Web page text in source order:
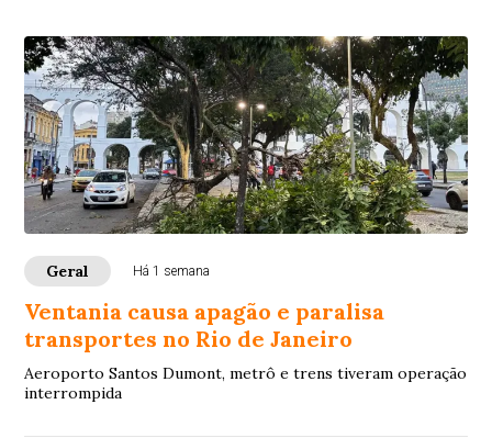
Geral Há 1 semana
Ventania causa apagão e paralisa
transportes no Rio de Janeiro
Aeroporto Santos Dumont, metrô e trens tiveram operação
interrompida